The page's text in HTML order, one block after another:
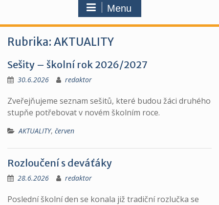
Menu
Rubrika: AKTUALITY
Sešity – školní rok 2026/2027
30.6.2026 redaktor
Zveřejňujeme seznam sešitů, které budou žáci druhého
stupňe potřebovat v novém školním roce.
AKTUALITY, červen
Rozloučení s deváťáky
28.6.2026 redaktor
Poslední školní den se konala již tradiční rozlučka se